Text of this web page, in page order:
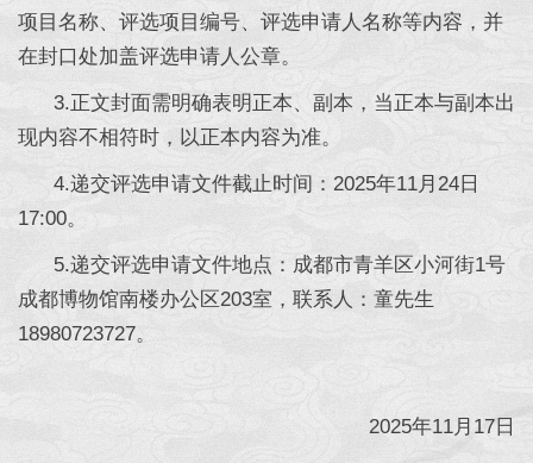
项目名称、评选项目编号、评选申请人名称等内容，并
在封口处加盖评选申请人公章。
3.正文封面需明确表明正本、副本，当正本与副本出
现内容不相符时，以正本内容为准。
4.递交评选申请文件截止时间：2025年11月24日
17:00。
5.递交评选申请文件地点：成都市青羊区小河街1号
成都博物馆南楼办公区203室，联系人：童先生
18980723727。
2025年11月17日